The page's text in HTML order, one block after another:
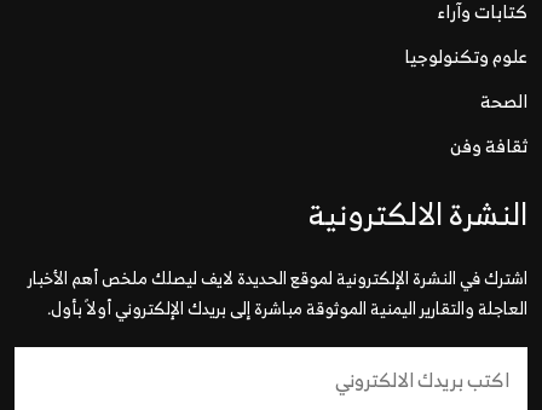
كتابات وآراء
علوم وتكنولوجيا
الصحة
ثقافة وفن
النشرة الالكترونية
اشترك في النشرة الإلكترونية لموقع الحديدة لايف ليصلك ملخص أهم الأخبار
العاجلة والتقارير اليمنية الموثوقة مباشرة إلى بريدك الإلكتروني أولاً بأول.